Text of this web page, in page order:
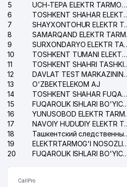
5
UCH-TEPA ELEKTR TARMOG'I NOSOZLIKLARI XIZMATI
6
TOSHKENT SHAHAR
7
SHAYXONTOHUR ELEKTR
8
9
10
TOSHKENT TUMANI ELEKTR TARMOG'I AVARIYA XIZMATI
11
TOSHKENT SHAHRI
12
DAVLAT TEST
13
O'ZBEKTELEKOM AJ
14
TOSHKENT SHAHAR FUQAROLIK ISHLARI BO'YICHA SUDI
15
FUQAROLIK ISHLARI BO'YICHA
16
17
NAVOIY HUDUDIY
18
19
ELEKTRTARMOG'I
20
FUQAROLIK ISHLARI BO'YICHA
CallPro